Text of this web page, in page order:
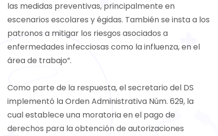
las medidas preventivas, principalmente en
escenarios escolares y égidas. También se insta a los
patronos a mitigar los riesgos asociados a
enfermedades infecciosas como la influenza, en el
área de trabajo”.
Como parte de la respuesta, el secretario del DS
implementó la Orden Administrativa Núm. 629, la
cual establece una moratoria en el pago de
derechos para la obtención de autorizaciones